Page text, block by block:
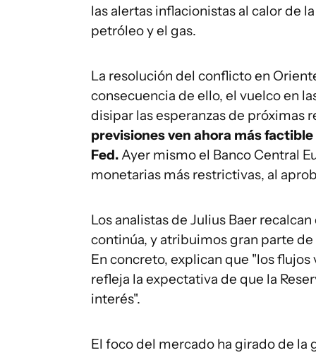
las alertas inflacionistas al calor de
petróleo y el gas.
La resolución del conflicto en
consecuencia de ello, el vuelco en
disipar las esperanzas de próximas
previsiones ven ahora más
Fed.Ayer mismo el Banco Central
monetarias más restrictivas, al
Los analistas de Julius Baer
continúa, y atribuimos gran parte
En concreto, explican que "los
refleja la expectativa de que la
interés".
El foco del mercado ha girado de la